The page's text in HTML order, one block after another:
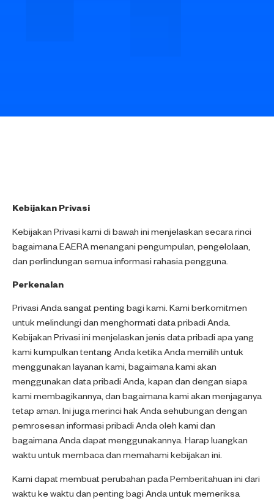
Kebijakan Privasi
Kebijakan Privasi kami di bawah ini menjelaskan secara rinci
bagaimana EAERA menangani pengumpulan, pengelolaan,
dan perlindungan semua informasi rahasia pengguna.
Perkenalan
Privasi Anda sangat penting bagi kami. Kami berkomitmen
untuk melindungi dan menghormati data pribadi Anda.
Kebijakan Privasi ini menjelaskan jenis data pribadi apa yang
kami kumpulkan tentang Anda ketika Anda memilih untuk
menggunakan layanan kami, bagaimana kami akan
menggunakan data pribadi Anda, kapan dan dengan siapa
kami membagikannya, dan bagaimana kami akan menjaganya
tetap aman. Ini juga merinci hak Anda sehubungan dengan
pemrosesan informasi pribadi Anda oleh kami dan
bagaimana Anda dapat menggunakannya. Harap luangkan
waktu untuk membaca dan memahami kebijakan ini.
Kami dapat membuat perubahan pada Pemberitahuan ini dari
waktu ke waktu dan penting bagi Anda untuk memeriksa